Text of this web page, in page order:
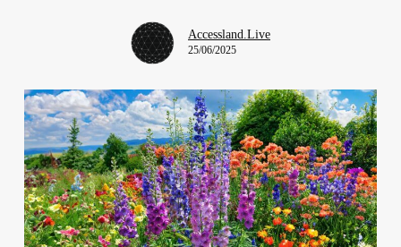
Accessland.Live
25/06/2025